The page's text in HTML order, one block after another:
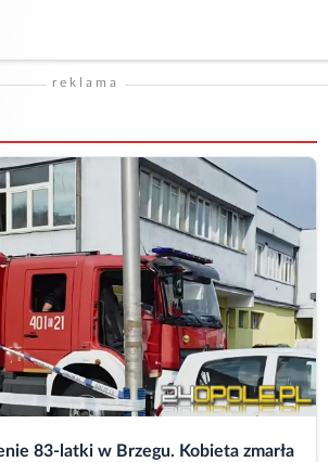
reklama
83-latki w Brzegu. Kobieta zmarła